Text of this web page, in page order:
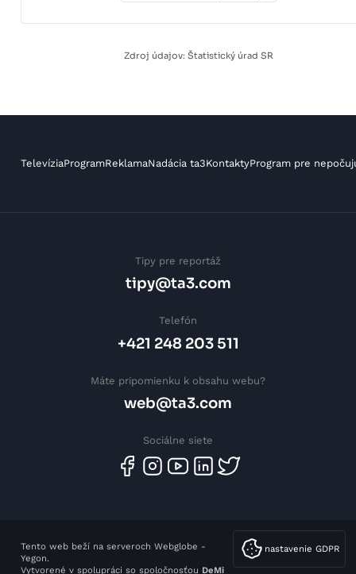
Zdroj údajov: Štatistický úrad SR
TelevíziaProgramReklamaNadácia ta3KontaktyProgram pre
Tipy pre reportáž
tipy@ta3.com
Telefón
+421 248 203 511
Máte pripomienku k obsahu webu?
web@ta3.com
Sociálne siete
nastavenie GDPR
Tento web beží na serveroch Webglobe -
Yegon.
Vytvorené v spolupráci so spoločnosťou DeMi